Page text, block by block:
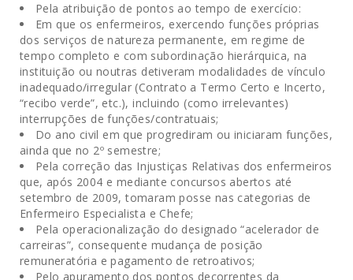
Pela atribuição de pontos ao tempo de exercício:
Em que os enfermeiros, exercendo funções próprias
dos serviços de natureza permanente, em regime de
tempo completo e com subordinação hierárquica, na
instituição ou noutras detiveram modalidades de vínculo
inadequado/irregular (Contrato a Termo Certo e Incerto,
“recibo verde”, etc.), incluindo (como irrelevantes)
interrupções de funções/contratuais;
Do ano civil em que progrediram ou iniciaram funções,
ainda que no 2º semestre;
Pela correção das Injustiças Relativas dos enfermeiros
que, após 2004 e mediante concursos abertos até
setembro de 2009, tomaram posse nas categorias de
Enfermeiro Especialista e Chefe;
Pela operacionalização do designado “acelerador de
carreiras”, consequente mudança de posição
remuneratória e pagamento de retroativos;
Pelo apuramento dos pontos decorrentes da